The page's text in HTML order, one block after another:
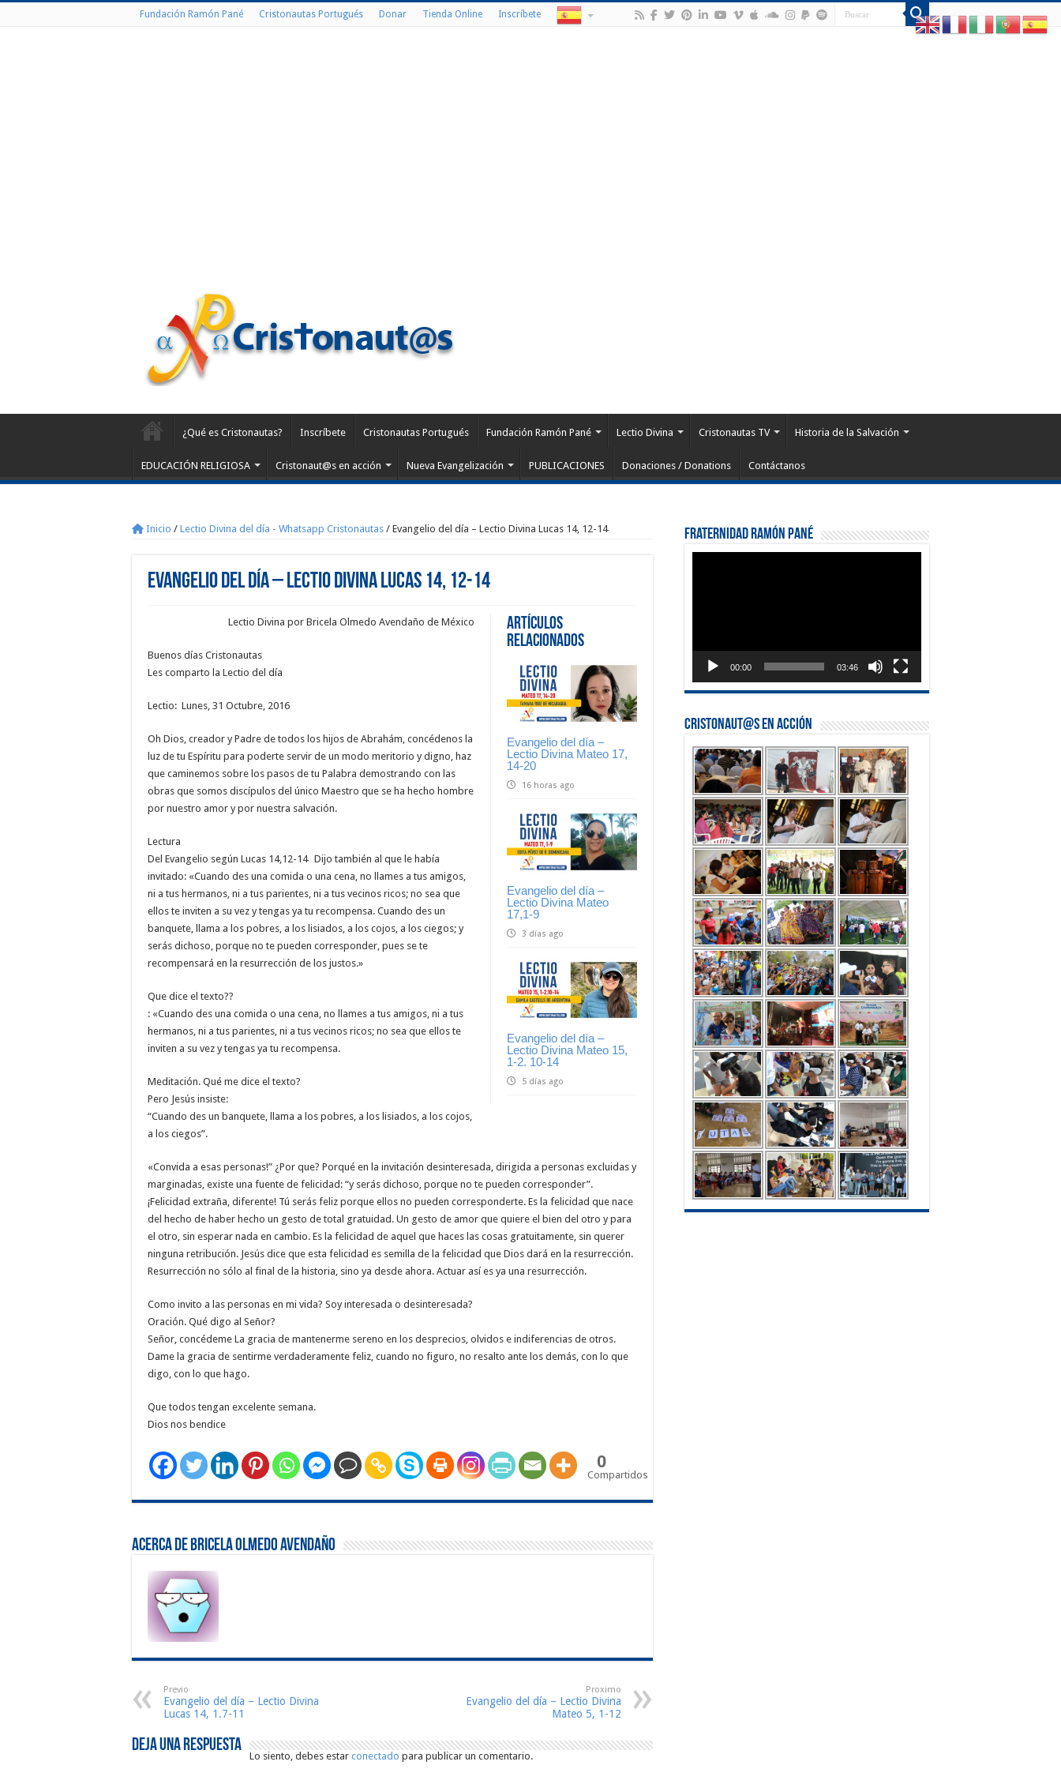
Fundación Ramón Pané Cristonautas Portugués Donar Tienda Online Inscríbete
¿Qué es Cristonautas? Inscríbete Cristonautas Portugués Fundación Ramón Pané Lectio Divina Cristonautas TV Historia de la Salvación
EDUCACIÓN RELIGIOSA Cristonaut@s en acción Nueva Evangelización PUBLICACIONES Donaciones / Donations Contáctanos
Inicio / Lectio Divina del día - Whatsapp Cristonautas / Evangelio del día – Lectio Divina Lucas 14, 12-14
Evangelio del día – Lectio Divina Lucas 14, 12-14
Artículos
Relacionados
Evangelio del día –
Lectio Divina Mateo 17,
14-20
16 horas ago
Evangelio del día –
Lectio Divina Mateo
17,1-9
3 días ago
Evangelio del día –
Lectio Divina Mateo 15,
1-2. 10-14
5 días ago
Lectio Divina por Bricela Olmedo Avendaño de México
Buenos días Cristonautas
Les comparto la Lectio del día
Lectio: Lunes, 31 Octubre, 2016
Oh Dios, creador y Padre de todos los hijos de Abrahám, concédenos la
luz de tu Espíritu para poderte servir de un modo meritorio y digno, haz
que caminemos sobre los pasos de tu Palabra demostrando con las
obras que somos discípulos del único Maestro que se ha hecho hombre
por nuestro amor y por nuestra salvación.
Lectura
Del Evangelio según Lucas 14,12-14 Dijo también al que le había
invitado: «Cuando des una comida o una cena, no llames a tus amigos,
ni a tus hermanos, ni a tus parientes, ni a tus vecinos ricos; no sea que
ellos te inviten a su vez y tengas ya tu recompensa. Cuando des un
banquete, llama a los pobres, a los lisiados, a los cojos, a los ciegos; y
serás dichoso, porque no te pueden corresponder, pues se te
recompensará en la resurrección de los justos.»
Que dice el texto??
: «Cuando des una comida o una cena, no llames a tus amigos, ni a tus
hermanos, ni a tus parientes, ni a tus vecinos ricos; no sea que ellos te
inviten a su vez y tengas ya tu recompensa.
Meditación. Qué me dice el texto?
Pero Jesús insiste:
“Cuando des un banquete, llama a los pobres, a los lisiados, a los cojos,
a los ciegos”.
«Convida a esas personas!” ¿Por que? Porqué en la invitación desinteresada, dirigida a personas excluidas y
marginadas, existe una fuente de felicidad: “y serás dichoso, porque no te pueden corresponder”.
¡Felicidad extraña, diferente! Tú serás feliz porque ellos no pueden corresponderte. Es la felicidad que nace
del hecho de haber hecho un gesto de total gratuidad. Un gesto de amor que quiere el bien del otro y para
el otro, sin esperar nada en cambio. Es la felicidad de aquel que haces las cosas gratuitamente, sin querer
ninguna retribución. Jesús dice que esta felicidad es semilla de la felicidad que Dios dará en la resurrección.
Resurrección no sólo al final de la historia, sino ya desde ahora. Actuar así es ya una resurrección.
Como invito a las personas en mi vida? Soy interesada o desinteresada?
Oración. Qué digo al Señor?
Señor, concédeme La gracia de mantenerme sereno en los desprecios, olvidos e indiferencias de otros.
Dame la gracia de sentirme verdaderamente feliz, cuando no figuro, no resalto ante los demás, con lo que
digo, con lo que hago.
Que todos tengan excelente semana.
Dios nos bendice
0
Compartidos
Acerca de Bricela Olmedo Avendaño
Previo
Evangelio del día – Lectio Divina
Lucas 14, 1.7-11
Proximo
Evangelio del día – Lectio Divina
Mateo 5, 1-12
Deja una respuesta
Lo siento, debes estar conectado para publicar un comentario.
Fraternidad Ramón Pané
00:00 03:46
Cristonaut@s en Acción